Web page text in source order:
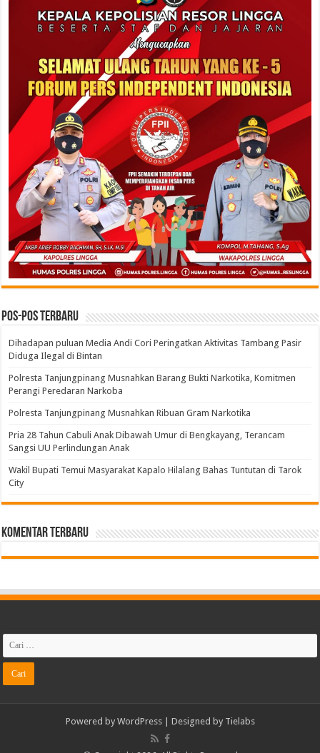
Pos-pos Terbaru
Dihadapan puluan Media Andi Cori Peringatkan Aktivitas Tambang Pasir
Diduga Ilegal di Bintan
Polresta Tanjungpinang Musnahkan Barang Bukti Narkotika, Komitmen
Perangi Peredaran Narkoba
Polresta Tanjungpinang Musnahkan Ribuan Gram Narkotika
Pria 28 Tahun Cabuli Anak Dibawah Umur di Bengkayang, Terancam
Sangsi UU Perlindungan Anak
Wakil Bupati Temui Masyarakat Kapalo Hilalang Bahas Tuntutan di Tarok
City
Komentar Terbaru
Powered by WordPress| Designed by Tielabs